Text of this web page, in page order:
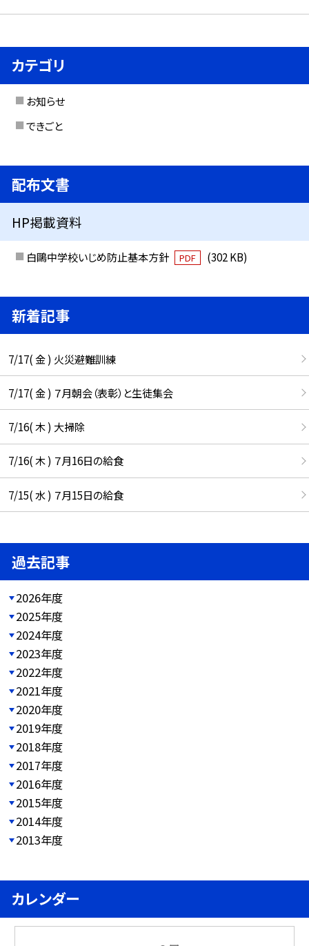
カテゴリ
お知らせ
できごと
配布文書
HP掲載資料
白鷗中学校いじめ防止基本方針 PDF (302 KB)
新着記事
7/17( 金 ) 火災避難訓練
7/17( 金 ) ７月朝会（表彰）と生徒集会
7/16( 木 ) 大掃除
7/16( 木 ) ７月16日の給食
7/15( 水 ) ７月15日の給食
過去記事
2026年度
2025年度
2024年度
2023年度
2022年度
2021年度
2020年度
2019年度
2018年度
2017年度
2016年度
2015年度
2014年度
2013年度
カレンダー